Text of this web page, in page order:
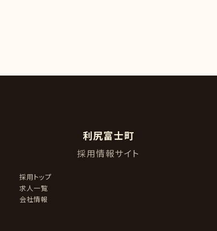
利尻富士町
採用情報サイト
採用トップ
求人一覧
会社情報